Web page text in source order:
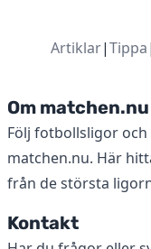
Artiklar|Tippa|
Om matchen.nu
Följ fotbollsligor
matchen.nu. Här
från de största
Kontakt